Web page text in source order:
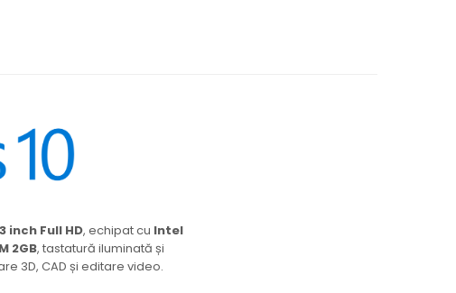
inch Full HD, echipat cu Intel
2GB, tastatură iluminată și
3D, CAD și editare video.